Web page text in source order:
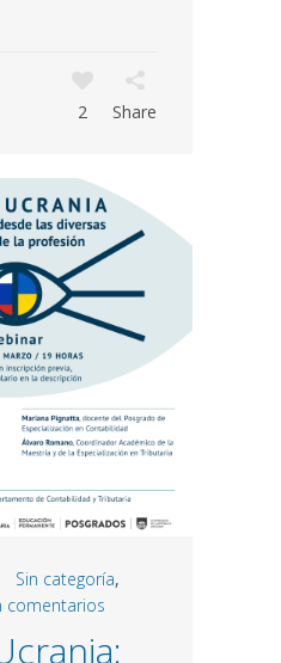
2 Share
Sin categoría,
comentarios